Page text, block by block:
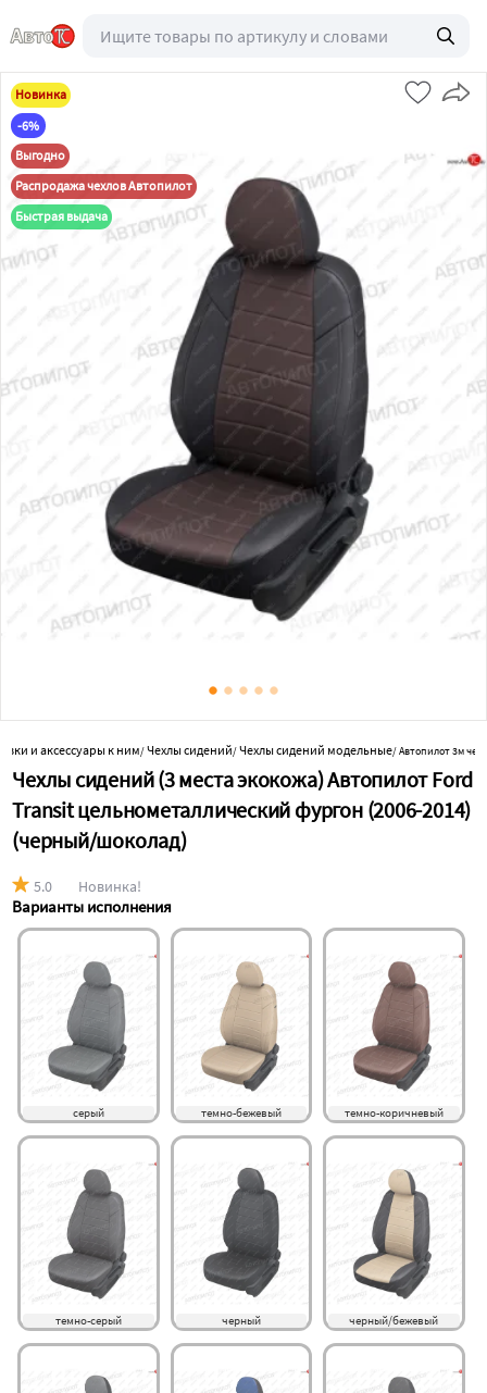
Новинка
-6%
Выгодно
Распродажа чехлов Автопилот
Быстрая выдача
и аксессуары к ним/Чехлы сидений/Чехлы сидений модельные/Автопилот 3м
Чехлы сидений (3 места экокожа) Автопилот Ford
Transit цельнометаллический фургон (2006-2014)
(черный/шоколад)
5.0 Новинка!
Варианты исполнения
серый темно-бежевый темно-коричневый
темно-серый черный черный/бежевый